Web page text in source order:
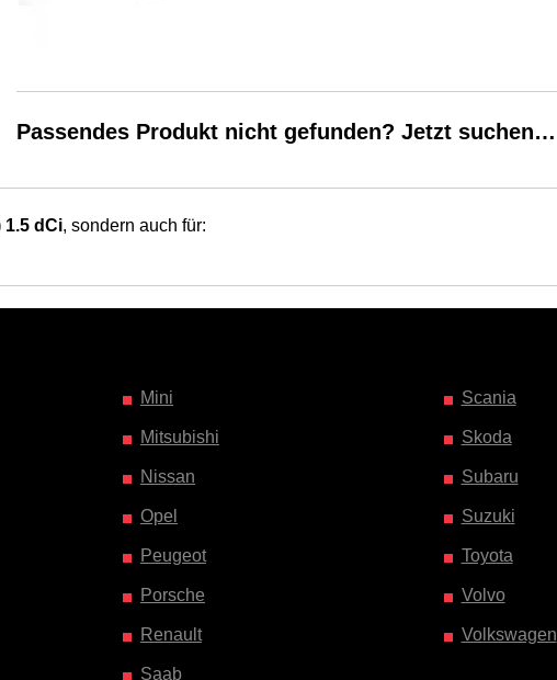
Passendes Produkt nicht gefunden? Jetzt suchen…
1.5 dCi, sondern auch für:
Mini
Mitsubishi
Nissan
Opel
Peugeot
Porsche
Renault
Saab
Scania
Skoda
Subaru
Suzuki
Toyota
Volvo
Volkswagen